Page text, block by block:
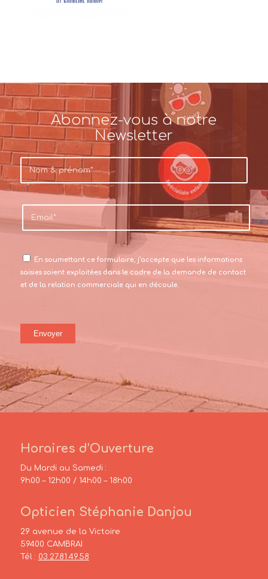
Abonnez-vous à notre
Newsletter
En soumettant ce formulaire, j’accepte que les informations
saisies soient exploitées dans le cadre de la demande de contact
et de la relation commerciale qui en découle.
Horaires d’Ouverture
Du Mardi au Samedi :
9h00 – 12h00 / 14h00 – 18h00
Opticien Stéphanie Danjou
29 avenue de la Victoire
59400 CAMBRAI
Tél : 03.27.81.49.58